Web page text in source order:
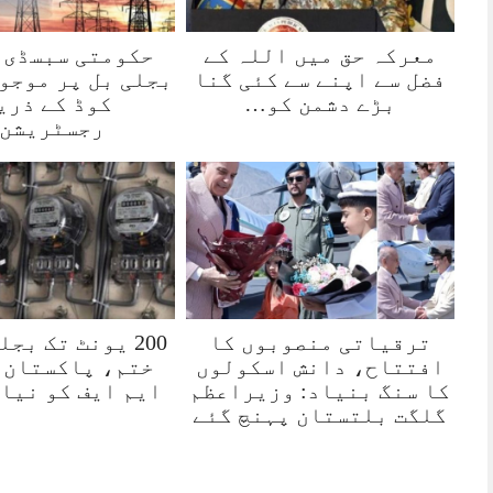
معرکہ حق میں اللہ کے
فضل سے اپنے سے کئی گنا
بڑے دشمن کو…
حکومتی
بجلی بل پر
کوڈ کے
ترقیاتی منصوبوں کا
افتتاح، دانش اسکولوں
کا سنگ بنیاد: وزیراعظم
گلگت بلتستان پہنچ گئے
200 یونٹ تک
ختم،
ایم ایف کو